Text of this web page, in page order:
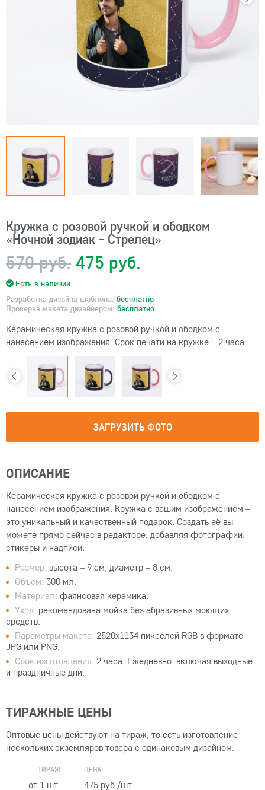
Кружка с розовой ручкой и ободком
«Ночной зодиак - Стрелец»
570 руб. 475 руб.
Есть в наличии
Разработка дизайна шаблона: бесплатно
Проверка макета дизайнером: бесплатно
Керамическая кружка с розовой ручкой и ободком с
нанесением изображения. Срок печати на кружке – 2 часа.
ЗАГРУЗИТЬ ФОТО
ОПИСАНИЕ
Керамическая кружка с розовой ручкой и ободком с
нанесением изображения. Кружка с вашим изображением –
это уникальный и качественный подарок. Создать её вы
можете прямо сейчас в редакторе, добавляя фотографии,
стикеры и надписи.
Размер: высота – 9 см, диаметр – 8 см.
Объём: 300 мл.
Материал: фаянсовая керамика.
Уход: рекомендована мойка без абразивных моющих
средств.
Параметры макета: 2520x1134 пикселей RGB в формате
JPG или PNG.
Срок изготовления: 2 часа. Ежедневно, включая выходные
и праздничные дни.
ТИРАЖНЫЕ ЦЕНЫ
Оптовые цены действуют на тираж, то есть изготовление
нескольких экземляров товара с одинаковым дизайном.
ТИРАЖ ЦЕНА
от 1 шт.
475 руб./шт.